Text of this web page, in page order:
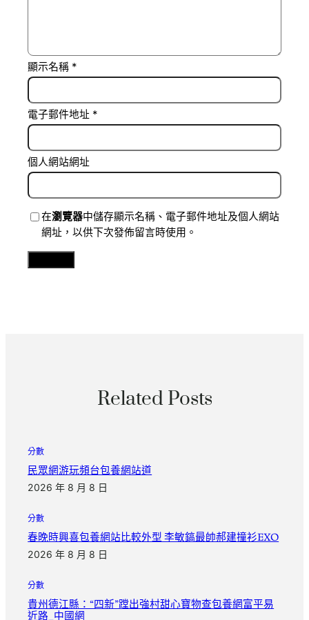
顯示名稱 *
電子郵件地址 *
個人網站網址
在瀏覽器中儲存顯示名稱、電子郵件地址及個人網站
網址，以供下次發佈留言時使用。
Related Posts
分數
民眾網游玩頻台包養網站道
2026 年 8 月 8 日
分數
春晚時興喜包養網站比較外型 李敏鎬最帥郝建撞衫EXO
2026 年 8 月 8 日
分數
貴州德江縣：“四新”蹚出強村甜心寶物查包養網富平易
近路_中國網